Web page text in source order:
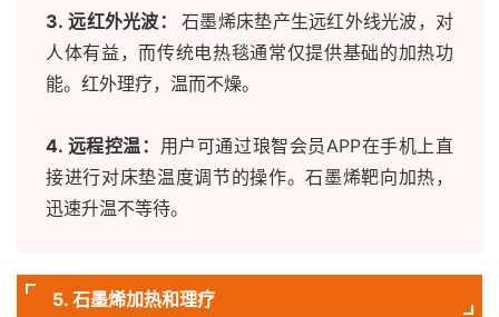
3. 远红外光波：石墨烯床垫产生远红外线光波，对
人体有益，而传统电热毯通常仅提供基础的加热功
能。红外理疗，温而不燥。
4. 远程控温： 用户可通过琅智会员APP在手机上直
接进行对床垫温度调节的操作。石墨烯靶向加热，
迅速升温不等待。
5. 石墨烯加热和理疗